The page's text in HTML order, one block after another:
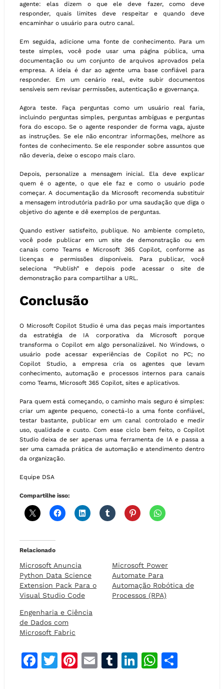
agente: elas dizem o que ele deve fazer, como deve
responder, quais limites deve respeitar e quando deve
encaminhar o usuário para outro canal.
Em seguida, adicione uma fonte de conhecimento. Para um
teste simples, você pode usar uma página pública, uma
documentação ou um conjunto de arquivos aprovados pela
empresa. A ideia é dar ao agente uma base confiável para
responder. Em um cenário real, evite subir documentos
sensíveis sem revisar permissões, autenticação e governança.
Agora teste. Faça perguntas como um usuário real faria,
incluindo perguntas simples, perguntas ambíguas e perguntas
fora do escopo. Se o agente responder de forma vaga, ajuste
as instruções. Se ele não encontrar informações, melhore as
fontes de conhecimento. Se ele responder sobre assuntos que
não deveria, deixe o escopo mais claro.
Depois, personalize a mensagem inicial. Ela deve explicar
quem é o agente, o que ele faz e como o usuário pode
começar. A documentação da Microsoft recomenda substituir
a mensagem introdutória padrão por uma saudação que diga o
objetivo do agente e dê exemplos de perguntas.
Quando estiver satisfeito, publique. No ambiente completo,
você pode publicar em um site de demonstração ou em
canais como Teams e Microsoft 365 Copilot, conforme as
licenças e permissões disponíveis. Para publicar, você
seleciona “Publish” e depois pode acessar o site de
demonstração para compartilhar a URL.
Conclusão
O Microsoft Copilot Studio é uma das peças mais importantes
da estratégia de IA corporativa da Microsoft porque
transforma o Copilot em algo personalizável. No Windows, o
usuário pode acessar experiências de Copilot no PC; no
Copilot Studio, a empresa cria os agentes que levam
conhecimento, automação e processos internos para canais
como Teams, Microsoft 365 Copilot, sites e aplicativos.
Para quem está começando, o caminho mais seguro é simples:
criar um agente pequeno, conectá-lo a uma fonte confiável,
testar bastante, publicar em um canal controlado e medir
uso, qualidade e custo. Com esse ciclo bem feito, o Copilot
Studio deixa de ser apenas uma ferramenta de IA e passa a
ser uma camada prática de automação e atendimento dentro
da organização.
Equipe DSA
Compartilhe isso:
Relacionado
Microsoft Anuncia
Python Data Science
Extension Pack Para o
Visual Studio Code
Microsoft Power
Automate Para
Automação Robótica de
Processos (RPA)
Engenharia e Ciência
de Dados com
Microsoft Fabric
F
T
Pi E
T
Li W